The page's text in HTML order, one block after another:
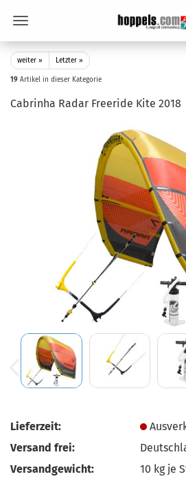
weiter » Letzter »
19 Artikel in dieser Kategorie
Cabrinha Radar Freeride Kite 2018
Lieferzeit:
Versand frei:
Versandgewicht:
10 kg je